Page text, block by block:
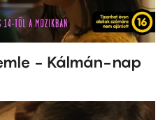
- Kálmán-nap